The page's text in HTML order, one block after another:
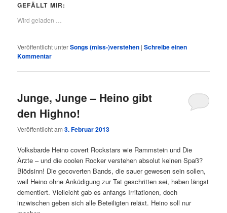
GEFÄLLT MIR:
Wird geladen …
Veröffentlicht unterSongs (miss-)verstehen |Schreibe einen
Kommentar
Junge, Junge – Heino gibt
den Highno!
Veröffentlicht am3. Februar 2013
Volksbarde Heino covert Rockstars wie Rammstein und Die
Ärzte – und die coolen Rocker verstehen absolut keinen Spaß?
Blödsinn! Die gecoverten Bands, die sauer gewesen sein sollen,
weil Heino ohne Anküdigung zur Tat geschritten sei, haben längst
dementiert. Vielleicht gab es anfangs Irritationen, doch
inzwischen geben sich alle Beteiligten reläxt. Heino soll nur